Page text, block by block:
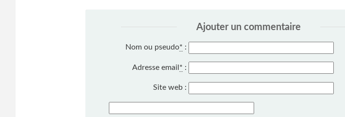
Ajouter un commentaire
Nom ou pseudo* :
Adresse email * :
Site web :